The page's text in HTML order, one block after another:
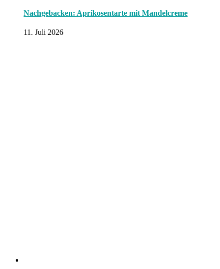
Nachgebacken: Aprikosentarte mit Mandelcreme
11. Juli 2026